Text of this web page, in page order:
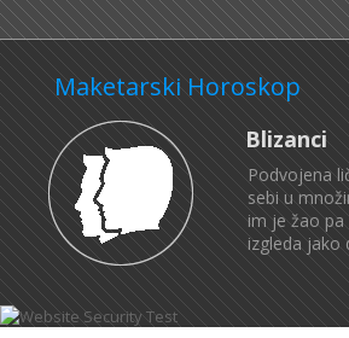
Maketarski Horoskop
Blizanci
Podvojena
sebi u
im je žao
izgleda jako